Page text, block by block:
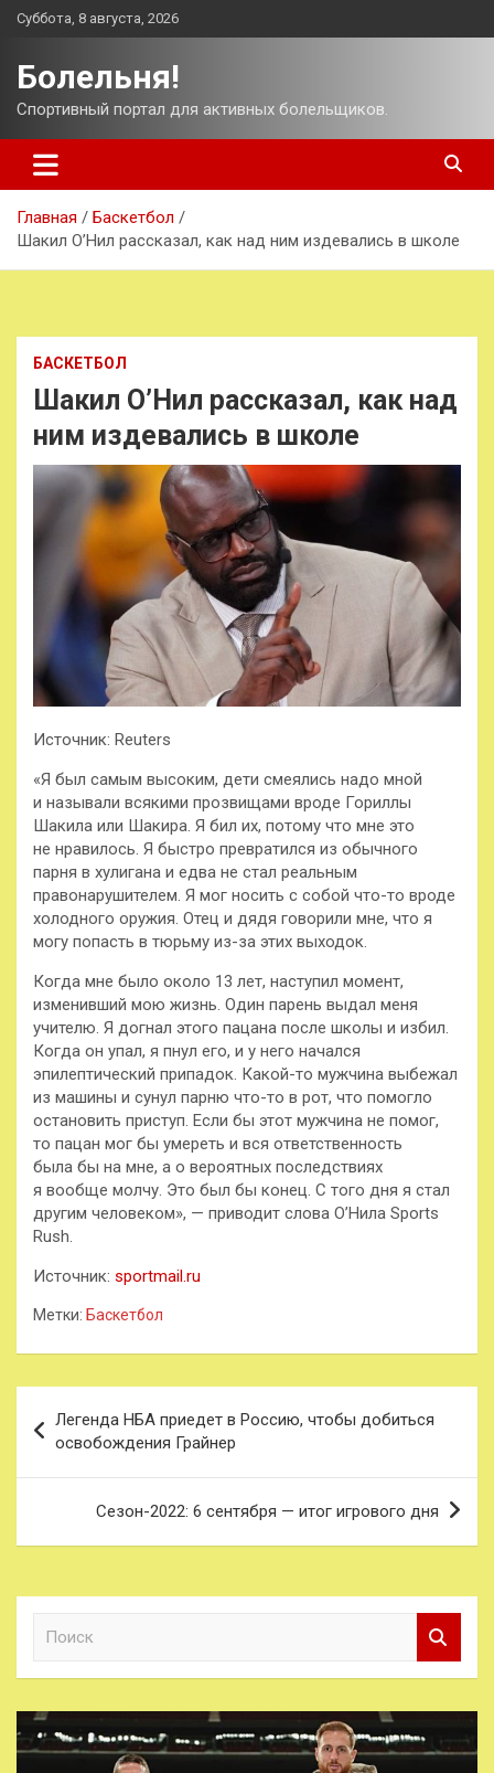
Перейти
Суббота, 8 августа, 2026
Болельня!
Спортивный портал для активных болельщиков.
Главная
Баскетбол
Шакил О’Нил рассказал, как над ним издевались в школе
БАСКЕТБОЛ
Шакил О’Нил рассказал, как над
ним издевались в школе
Источник: Reuters
«Я был самым высоким, дети смеялись надо мной
и называли всякими прозвищами вроде Гориллы
Шакила или Шакира. Я бил их, потому что мне это
не нравилось. Я быстро превратился из обычного
парня в хулигана и едва не стал реальным
правонарушителем. Я мог носить с собой что-то вроде
холодного оружия. Отец и дядя говорили мне, что я
могу попасть в тюрьму из-за этих выходок.
Когда мне было около 13 лет, наступил момент,
изменивший мою жизнь. Один парень выдал меня
учителю. Я догнал этого пацана после школы и избил.
Когда он упал, я пнул его, и у него начался
эпилептический припадок. Какой-то мужчина выбежал
из машины и сунул парню что-то в рот, что помогло
остановить приступ. Если бы этот мужчина не помог,
то пацан мог бы умереть и вся ответственность
была бы на мне, а о вероятных последствиях
я вообще молчу. Это был бы конец. С того дня я стал
другим человеком», — приводит слова О’Нила Sports
Rush.
Источник: sportmail.ru
Метки: Баскетбол
по
записям
Легенда НБА приедет в Россию, чтобы добиться
освобождения Грайнер
Сезон-2022: 6 сентября — итог игрового дня
к